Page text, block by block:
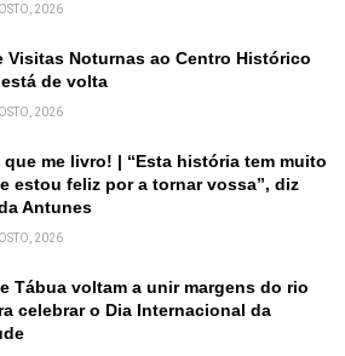
2026
Visitas Noturnas ao Centro Histórico
de volta
2026
que me livro! | “Esta história tem muito
estou feliz por a tornar vossa”, diz
Antunes
2026
Tábua voltam a unir margens do rio
celebrar o Dia Internacional da